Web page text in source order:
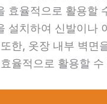
효율적으로 활용할
설치하여 신발이나
한, 옷장 내부 벽면
율적으로 활용할